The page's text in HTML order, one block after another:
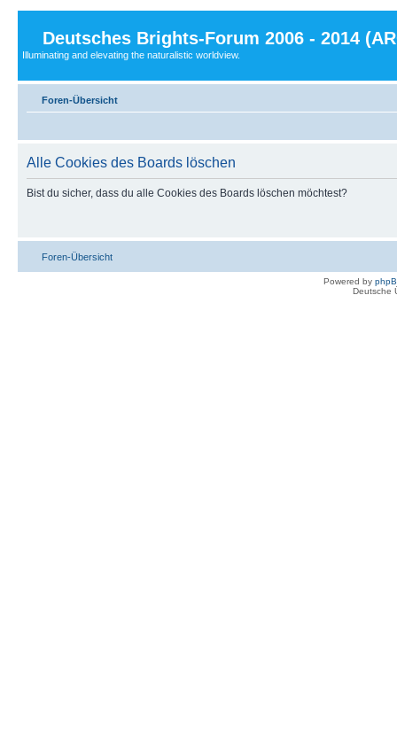
Deutsches Brights-Forum 2006 - 2014
Illuminating and elevating the naturalistic worldview.
Foren-Übersicht
Alle Cookies des Boards löschen
Bist du sicher, dass du alle Cookies des Boards löschen möchtest?
Foren-Übersicht
Powered by
Deutsche